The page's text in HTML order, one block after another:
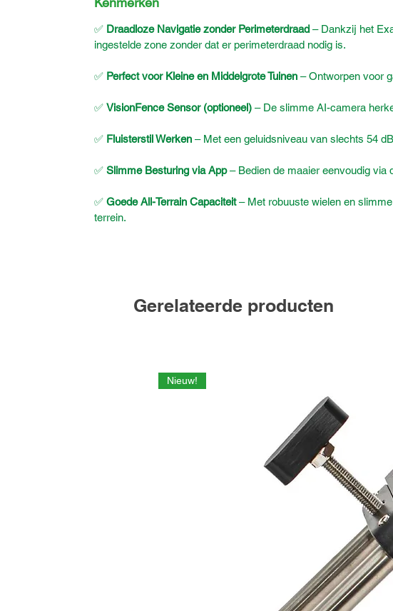
✅ Draadloze Navigatie zonder Perimeterdraad – Dankzij het
ingestelde zone zonder dat er perimeterdraad nodig is.
✅ Perfect voor Kleine en Middelgrote Tuinen – Ontworpen voor
✅ VisionFence Sensor (optioneel) – De slimme AI-camera
✅ Fluisterstil Werken – Met een geluidsniveau van slechts 54
✅ Slimme Besturing via App– Bedien de maaier eenvoudig via
✅ Goede All-Terrain Capaciteit– Met robuuste wielen en
terrein.
Gerelateerde producten
Nieuw!